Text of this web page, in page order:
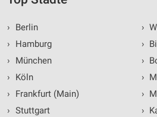
›
Berlin
›
Hamburg
›
München
›
Köln
›
Frankfurt (Main)
› Stuttgart
›
›
›
›
›
›